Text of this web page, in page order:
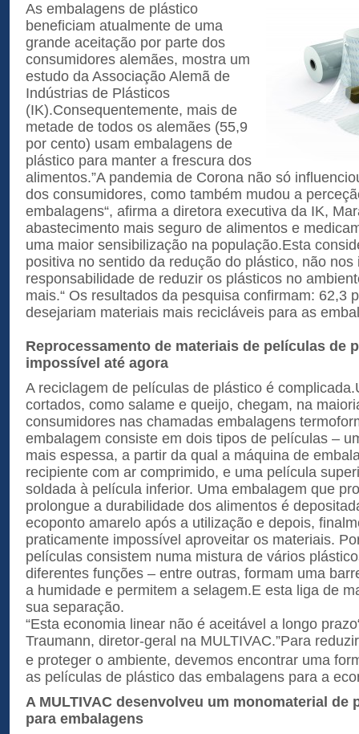
As embalagens de plástico
beneficiam atualmente de uma
grande aceitação por parte dos
consumidores alemães, mostra um
estudo da Associação Alemã de
Indústrias de Plásticos
(IK).Consequentemente, mais de
metade de todos os alemães (55,9
por cento) usam embalagens de
plástico para manter a frescura dos
alimentos.”A pandemia de Corona não só
dos consumidores, como também mudou a
embalagens“, afirma a diretora executiva da IK,
abastecimento mais seguro de alimentos e
uma maior sensibilização na população.Esta
positiva no sentido da redução do plástico, não
responsabilidade de reduzir os plásticos no
mais.“ Os resultados da pesquisa confirmam: 62,3
desejariam materiais mais recicláveis para as
Reprocessamento de materiais de películas de
impossível até agora
A reciclagem de películas de plástico é
cortados, como salame e queijo, chegam, na
consumidores nas chamadas embalagens
embalagem consiste em dois tipos de películas –
mais espessa, a partir da qual a máquina de
recipiente com ar comprimido, e uma película
soldada à película inferior. Uma embalagem que
prolongue a durabilidade dos alimentos é
ecoponto amarelo após a utilização e depois,
praticamente impossível aproveitar os materiais.
películas consistem numa mistura de vários
diferentes funções – entre outras, formam uma
a humidade e permitem a selagem.E esta liga de
sua separação.
“Esta economia linear não é aceitável a longo
Traumann, diretor-geral na MULTIVAC.”Para
e proteger o ambiente, devemos encontrar uma
as películas de plástico das embalagens para a
A MULTIVAC desenvolveu um monomaterial de
para embalagens